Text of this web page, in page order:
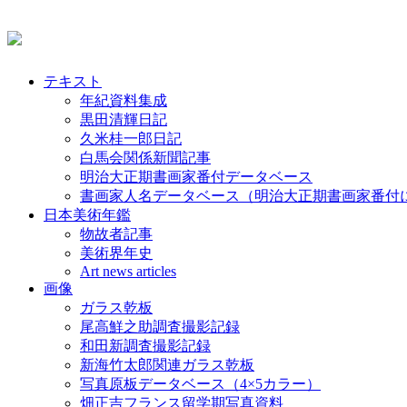
テキスト
年紀資料集成
黒田清輝日記
久米桂一郎日記
白馬会関係新聞記事
明治大正期書画家番付データベース
書画家人名データベース（明治大正期書画家番付
日本美術年鑑
物故者記事
美術界年史
Art news articles
画像
ガラス乾板
尾高鮮之助調査撮影記録
和田新調査撮影記録
新海竹太郎関連ガラス乾板
写真原板データベース（4×5カラー）
畑正吉フランス留学期写真資料